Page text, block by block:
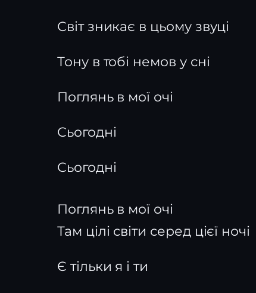
Світ зникає в цьому звуці
Тону в тобі немов у сні
Поглянь в мої очі
Сьогодні
Сьогодні
Поглянь в мої очі
Там цілі світи серед цієї ночі
Є тільки я і ти